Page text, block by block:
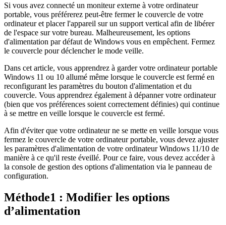
Si vous avez connecté un moniteur externe à votre ordinateur
portable, vous préférerez peut-être fermer le couvercle de votre
ordinateur et placer l'appareil sur un support vertical afin de libérer
de l'espace sur votre bureau. Malheureusement, les options
d'alimentation par défaut de Windows vous en empêchent. Fermez
le couvercle pour déclencher le mode veille.
Dans cet article, vous apprendrez à garder votre ordinateur portable
Windows 11 ou 10 allumé même lorsque le couvercle est fermé en
reconfigurant les paramètres du bouton d'alimentation et du
couvercle. Vous apprendrez également à dépanner votre ordinateur
(bien que vos préférences soient correctement définies) qui continue
à se mettre en veille lorsque le couvercle est fermé.
Afin d'éviter que votre ordinateur ne se mette en veille lorsque vous
fermez le couvercle de votre ordinateur portable, vous devez ajuster
les paramètres d'alimentation de votre ordinateur Windows 11/10 de
manière à ce qu'il reste éveillé. Pour ce faire, vous devez accéder à
la console de gestion des options d'alimentation via le panneau de
configuration.
Méthode1 : Modifier les options
d’alimentation